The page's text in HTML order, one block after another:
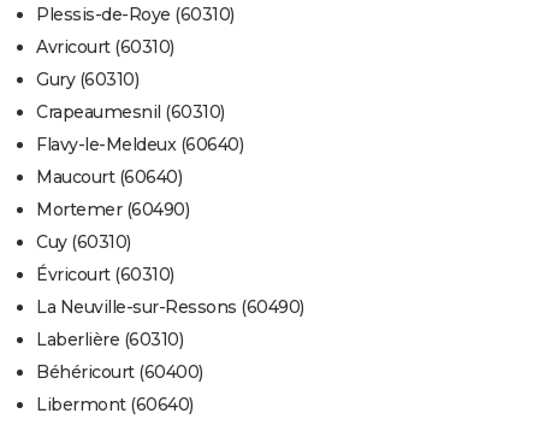
Plessis-de-Roye (60310)
Avricourt (60310)
Gury (60310)
Crapeaumesnil (60310)
Flavy-le-Meldeux (60640)
Maucourt (60640)
Mortemer (60490)
Cuy (60310)
Évricourt (60310)
La Neuville-sur-Ressons (60490)
Laberlière (60310)
Béhéricourt (60400)
Libermont (60640)